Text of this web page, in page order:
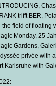
trifft BER,
the field of floating
Monday, 25
Gardens,
privée with
Karlsruhe with